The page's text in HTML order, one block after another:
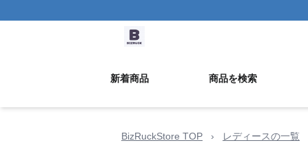
新着商品 商品を検索
BizRuckStore TOP › レディースの一覧